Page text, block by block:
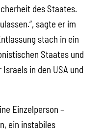
des Staates.
sagte er im
stach in ein
Staates und
in den USA und
Einzelperson –
ein instabiles